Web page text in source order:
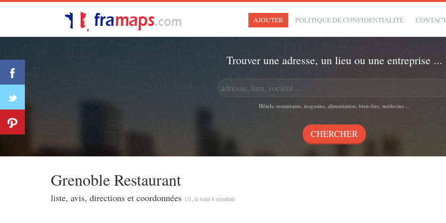
AJOUTER POLITIQUE DE CONFIDENTIALITÉ
Trouver une adresse, un lieu ou une entreprise ...
Hôtels, restaurants, magasins, alimentation, bien-être, médecins ...
Grenoble Restaurant
liste, avis, directions et coordonnées 1/1, le total 8 résultats